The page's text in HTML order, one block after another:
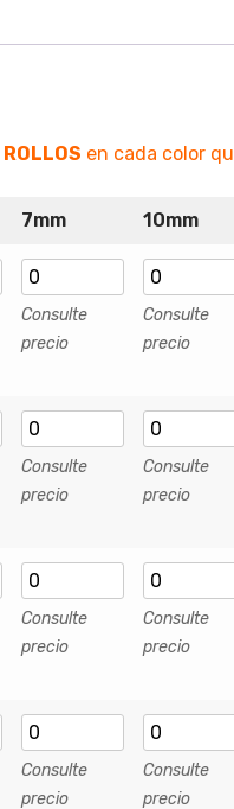
ROLLOS en cada color
7mm 10mm
Consulte
precio
Consulte
precio
Consulte
precio
Consulte
precio
Consulte
precio
Consulte
precio
Consulte
precio
Consulte
precio